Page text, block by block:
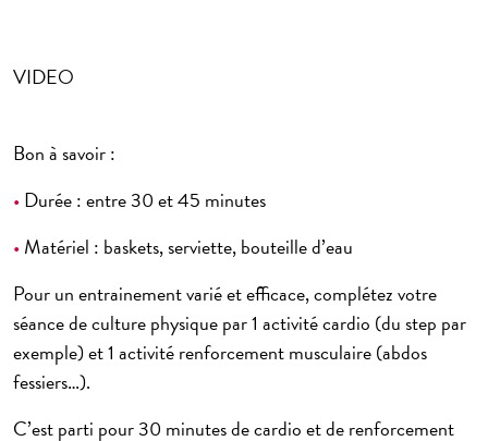
VIDEO
Bon à savoir :
• Durée : entre 30 et 45 minutes
• Matériel : baskets, serviette, bouteille d’eau
Pour un entrainement varié et efficace, complétez votre
séance de culture physique par 1 activité cardio (du step par
exemple) et 1 activité renforcement musculaire (abdos
fessiers…).
C’est parti pour 30 minutes de cardio et de renforcement